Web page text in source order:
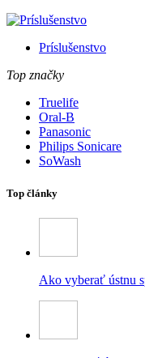
Príslušenstvo
Top značky
Truelife
Oral-B
Panasonic
Philips Sonicare
SoWash
Top články
Ako vyberať ústnu